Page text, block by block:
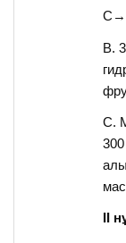
В.
С.
300
ІІ